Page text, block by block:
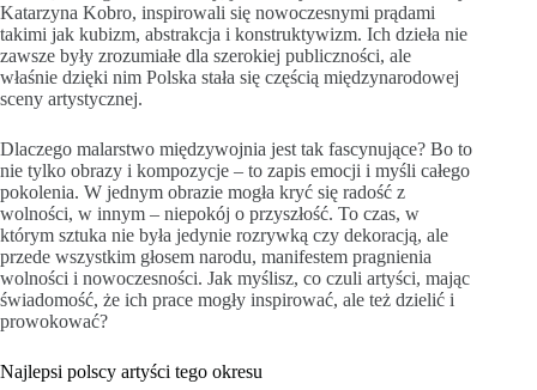
Katarzyna Kobro, inspirowali się nowoczesnymi prądami
takimi jak kubizm, abstrakcja i konstruktywizm. Ich dzieła nie
zawsze były zrozumiałe dla szerokiej publiczności, ale
właśnie dzięki nim Polska stała się częścią międzynarodowej
sceny artystycznej.
Dlaczego malarstwo międzywojnia jest tak fascynujące? Bo to
nie tylko obrazy i kompozycje – to zapis emocji i myśli całego
pokolenia. W jednym obrazie mogła kryć się radość z
wolności, w innym – niepokój o przyszłość. To czas, w
którym sztuka nie była jedynie rozrywką czy dekoracją, ale
przede wszystkim głosem narodu, manifestem pragnienia
wolności i nowoczesności. Jak myślisz, co czuli artyści, mając
świadomość, że ich prace mogły inspirować, ale też dzielić i
prowokować?
Najlepsi polscy artyści tego okresu